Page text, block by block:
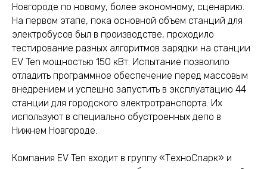
Новгороде по новому, более экономному, сценарию.
На первом этапе, пока основной объем станций для
электробусов был в производстве, проходило
тестирование разных алгоритмов зарядки на станции
EV Ten мощностью 150 кВт. Испытание позволило
отладить программное обеспечение перед массовым
внедрением и успешно запустить в эксплуатацию 44
станции для городского электротранспорта. Их
используют в специально обустроенных депо в
Нижнем Новгороде.
Компания EV Ten входит в группу «ТехноСпарк» и